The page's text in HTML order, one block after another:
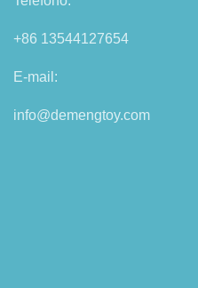
+86 13544127654
E-mail:
info@demengtoy.com